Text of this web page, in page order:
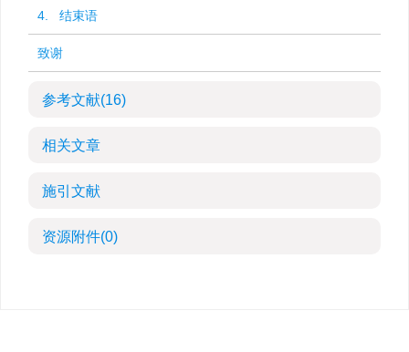
4. 结束语
致谢
参考文献(16)
相关文章
施引文献
资源附件(0)